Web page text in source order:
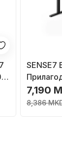
x
SENSE7
Light
7,190
8,386